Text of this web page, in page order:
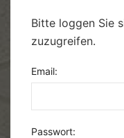
Bitte loggen Sie
zuzugreifen.
Email:
Passwort: